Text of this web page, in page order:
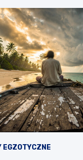
EGZOTYCZNE